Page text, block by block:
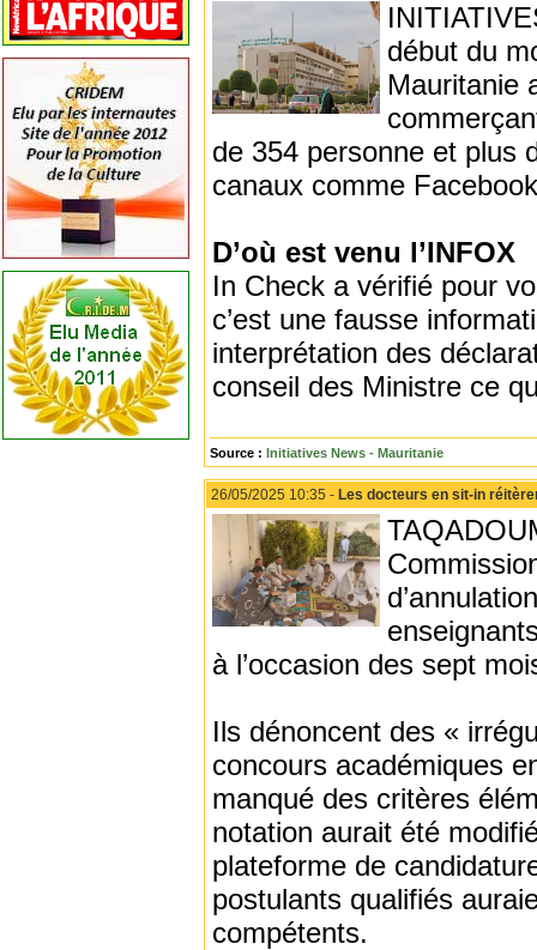
début du
Mauritanie
de 354 personne et plus
canaux comme
D’où est venu l’INFOX
In Check a vérifié pour
c’est une fausse
interprétation des
conseil des Ministre ce
Source : Initiatives News - Mauritanie
26/05/2025 10:35 - Les docteurs en sit-in
à l’occasion des sept
Ils dénoncent des «
concours académiques
manqué des critères
notation aurait été
plateforme de
postulants qualifiés
compétents.